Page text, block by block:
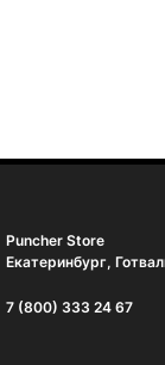
Puncher Store
Екатеринбург,
7 (800) 333 24 67